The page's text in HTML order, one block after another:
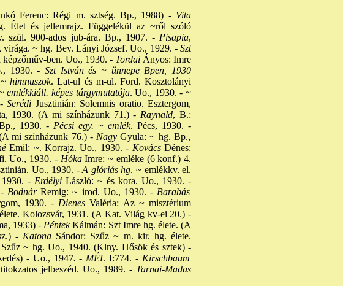
Ferenc: Régi m. sztség. Bp., 1988) -Vita
Élet és jellemrajz. Függelékül az ~ről szóló
szül. 900-ados jub-ára. Bp., 1907. -Pisapia,
virága. ~ hg. Bev. Lányi József. Uo., 1929. -Szt
ben. Uo., 1930. -TordaiÁnyos: Imre
1930. - Szt István és ~ ünnepe Bpen, 1930
himnuszok. Lat-ul és m-ul. Ford. Kosztolányi
emlékkiáll. képes tárgymutatója. Uo., 1930. - ~
Serédi Jusztinián: Solemnis oratio. Esztergom,
1930. (A mi színházunk 71.) - Raynald, B.:
1930. - Pécsi egy. ~ emlék. Pécs, 1930. -
mi színházunk 76.) -Nagy Gyula: ~ hg. Bp.,
Emil: ~. Korrajz. Uo., 1930. - KovácsDénes:
Uo., 1930. -HókaImre: ~ emléke (6 konf.) 4.
Uo., 1930. -A glóriás hg. ~ emlékkv. el.
- Erdélyi László: ~ és kora. Uo., 1930. -
BodnárRemig: ~ irod. Uo., 1930. -Barabás
1930. - Dienes Valéria: Az ~ misztérium
Kolozsvár, 1931. (A Kat. Világ kv-ei 20.) -
1933) - PéntekKálmán: Szt Imre hg. élete. (A
-KatonaSándor: Szűz ~ m. kir. hg. élete.
~ hg. Uo., 1940. (Klny. Hősök és sztek) -
- Uo., 1947. - MÉL I:774. - Kirschbaum
jelbeszéd. Uo., 1989. - Tarnai-Madas